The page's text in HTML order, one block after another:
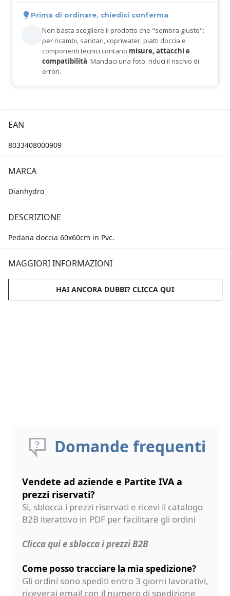
Prima di ordinare, chiedici conferma
Non basta scegliere il prodotto che "sembra giusto":
per ricambi, sanitari, copriwater, piatti doccia e
componenti tecnici contano misure, attacchi e
compatibilità. Mandaci una foto: riduci il rischio di
errori.
EAN
8033408000909
MARCA
Dianhydro
DESCRIZIONE
Pedana doccia 60x60cm in Pvc.
MAGGIORI INFORMAZIONI
HAI ANCORA DUBBI? CLICCA QUI
Domande frequenti
Vendete ad aziende e Partite IVA a
prezzi riservati?
Si, sblocca i prezzi riservati e ricevi il catalogo
B2B iterattivo in PDF per facilitare gli ordini
Clicca qui e sblocca i prezzi B2B
Come posso tracciare la mia spedizione?
Gli ordini sono spediti entro 3 giorni lavorativi,
riceverai email con il numero di spedizione